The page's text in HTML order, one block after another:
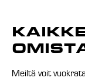
Meiltä voit